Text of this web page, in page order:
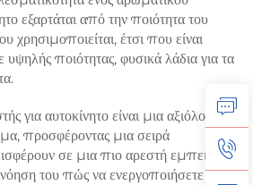
εξαρτάται από την ποιότητα του
χρησιμοποιείται, έτσι που είναι
ποιότητας, φυσικά λάδια για τα
για αυτοκίνητο είναι μια αξιόλογη
προσφέροντας μια σειρά
σε μια πιο αρεστή εμπειρία
του πώς να ενεργοποιήσετε έναν